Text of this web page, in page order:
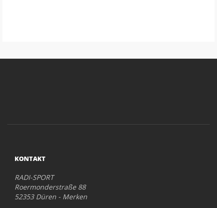
KONTAKT
RADI-SPORT
Roermonderstraße 88
52353 Düren - Merken